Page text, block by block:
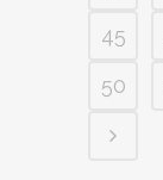
45
50